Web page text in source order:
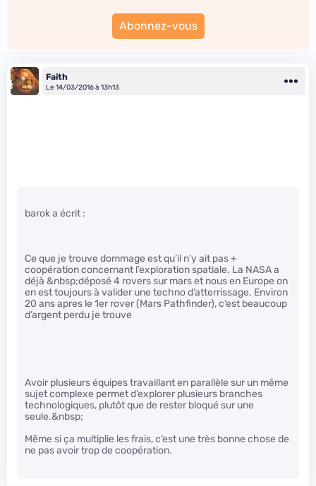
Abonnez-vous
Faith
Le 14/03/2016 à 13h13
barok a écrit :
Ce que je trouve dommage est qu’il n’y ait pas +
coopération concernant l’exploration spatiale. La NASA a
déjà &nbsp;déposé 4 rovers sur mars et nous en Europe on
en est toujours à valider une techno d’atterrissage. Environ
20 ans apres le 1er rover (Mars Pathfinder), c’est beaucoup
d’argent perdu je trouve
Avoir plusieurs équipes travaillant en parallèle sur un même
sujet complexe permet d’explorer plusieurs branches
technologiques, plutôt que de rester bloqué sur une
seule.&nbsp;
Même si ça multiplie les frais, c’est une très bonne chose de
ne pas avoir trop de coopération.